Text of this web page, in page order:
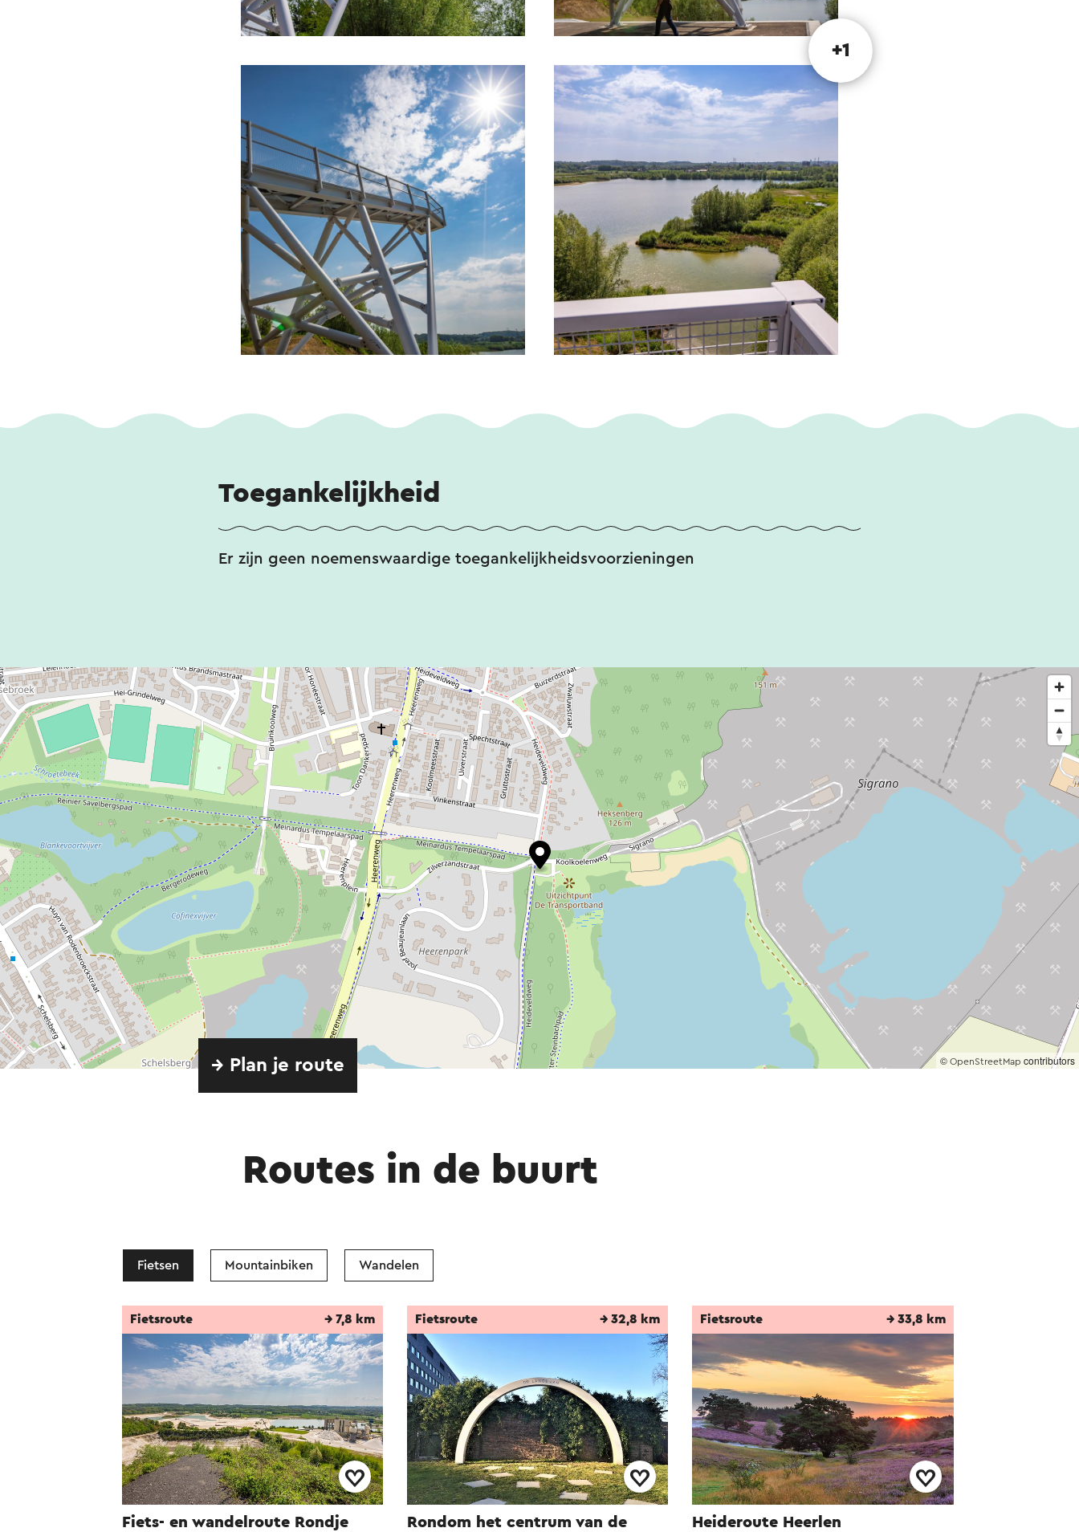
De beboste hoogtes op de horizon vormen de randen van het Caumerbeekdal en
Geleenbeekdal met hun zijbeken, met van links naar rechts de Wagestooteberg, de
Bousberg, het Kapellerbos, het Kisselsbos, het Aambos en het Imstenraderbos. Deze
beboste hoogtes verhullen de grote woonwijken van Heerlen en Landgraaf en gaven
Parkstad Limburg haar naam.
Heb jij al wilde dieren gespot?
Vanwege de zilverzandwinning is de Zuidplas en het omliggende gebied jarenlang
afgesloten geweest voor publiek. Na de afronding van de winning werd
Natuurmonumenten vanaf medio 2021 beheerder van dit gebied.
Daarmee krijgt de natuurontwikkeling in deze groevezone voorrang. Zo hebben
onder andere de das, bever, vos, ree en het wild zwijn zich gevestigd in en om het
water. Bijvoorbeeld op rustige momenten in de vroege ochtend en late avond heb
inzicht de oevers van de Zuidplas herinrichten.
gevonden in deze omgeving en kunnen jagend worden waargenomen. In de
aansluitende delen van de groeve broeden oeverzwaluwen. Daarnaast bieden de
rietkragen, ruigtes en struwelen een leefgebied voor tal van zangvogels.
+1
Toegankelijkheid
Er zijn geen noemenswaardige toegankelijkheidsvoorzieningen
© OpenStreetMap contributors
→ Plan je route
Routes in de buurt
Fietsen Mountainbiken Wandelen
Fiets- en wandelroute Rondje
Fietsroute → 7,8 km
Rondom het centrum van de
Fietsroute → 32,8 km
Heideroute Heerlen
Fietsroute → 33,8 km